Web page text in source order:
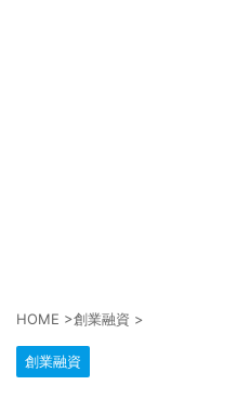
HOME >創業融資 >
創業融資